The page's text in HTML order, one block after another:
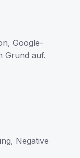
Google-
Grund auf.
Negative